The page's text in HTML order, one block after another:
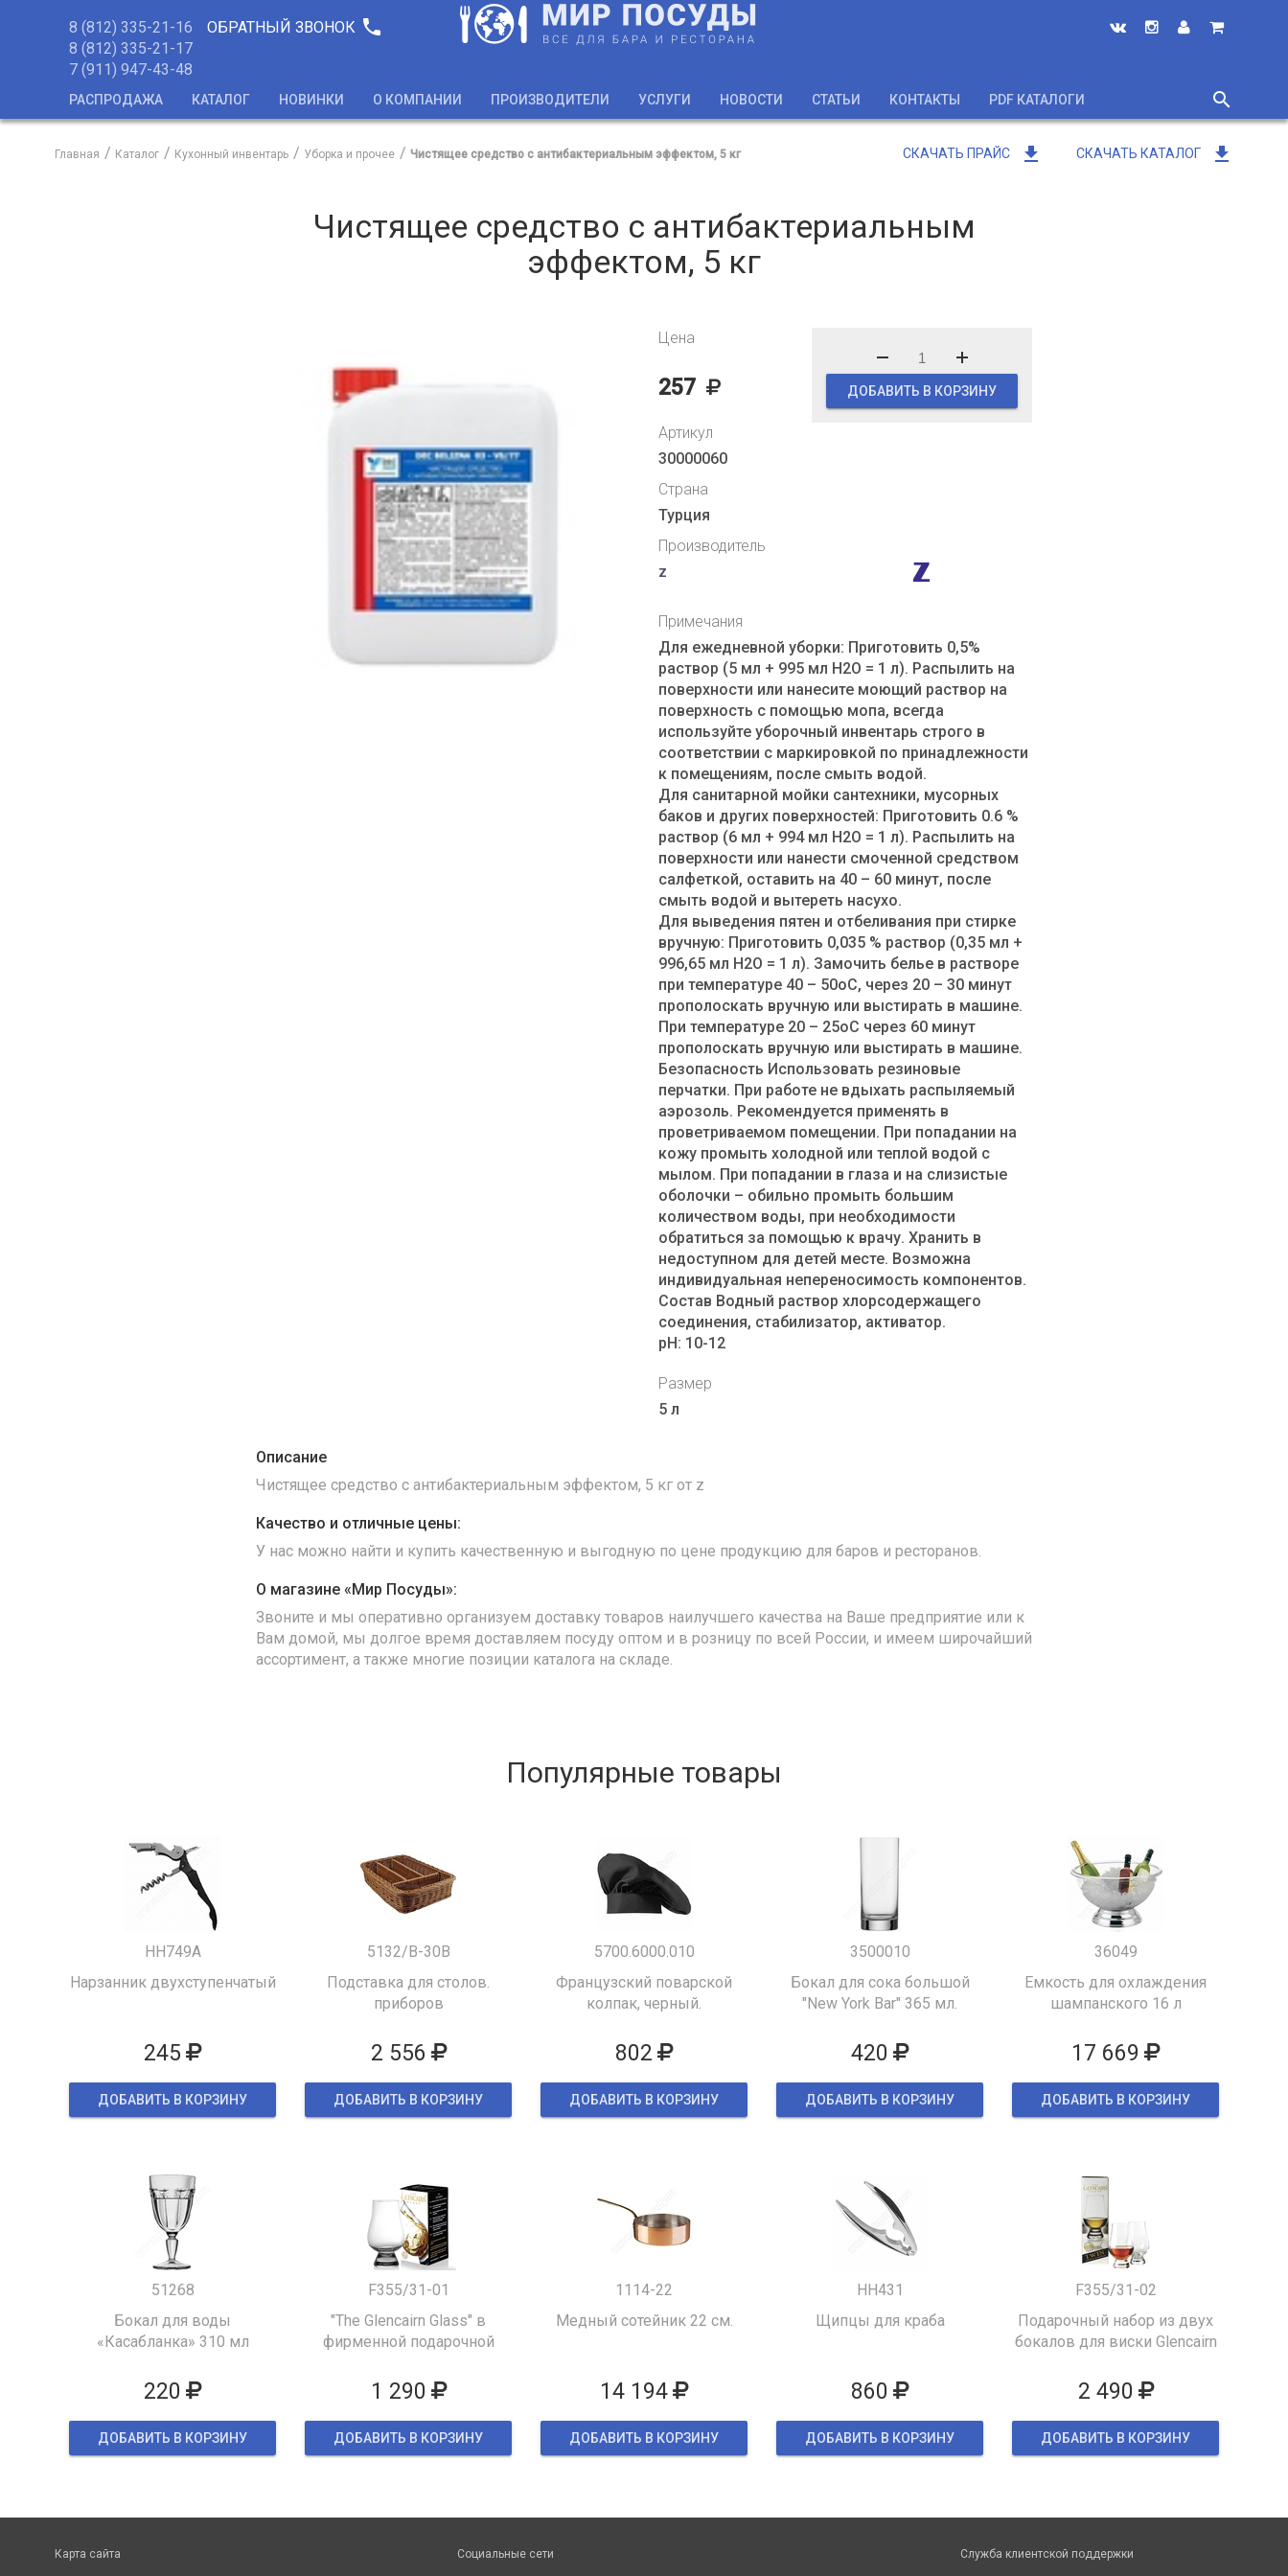
8 (812) 335-21-16
8 (812) 335-21-17
7 (911) 947-43-48
ОБРАТНЫЙ ЗВОНОК phone
РАСПРОДАЖА КАТАЛОГ НОВИНКИ О КОМПАНИИ ПРОИЗВОДИТЕЛИ УСЛУГИ НОВОСТИ СТАТЬИ КОНТАКТЫ PDF КАТАЛОГИ
search
close
СКАЧАТЬ ПРАЙС get_app СКАЧАТЬ КАТАЛОГ get_app
Главная Каталог Кухонный инвентарь Уборка и прочее Чистящее средство с антибактериальным эффектом, 5 кг
Чистящее средство с антибактериальным
эффектом, 5 кг
Цена
257 ДОБАВИТЬ В КОРЗИНУ
Артикул
30000060
Страна
Турция
Производитель
z
Примечания
Для ежедневной уборки: Приготовить 0,5%
раствор (5 мл + 995 мл H2O = 1 л). Распылить на
поверхности или нанесите моющий раствор на
поверхность с помощью мопа, всегда
используйте уборочный инвентарь строго в
соответствии с маркировкой по принадлежности
к помещениям, после смыть водой.
Для санитарной мойки сантехники, мусорных
баков и других поверхностей: Приготовить 0.6 %
раствор (6 мл + 994 мл H2O = 1 л). Распылить на
поверхности или нанести смоченной средством
салфеткой, оставить на 40 – 60 минут, после
смыть водой и вытереть насухо.
Для выведения пятен и отбеливания при стирке
вручную: Приготовить 0,035 % раствор (0,35 мл +
996,65 мл H2O = 1 л). Замочить белье в растворе
при температуре 40 – 50оС, через 20 – 30 минут
прополоскать вручную или выстирать в машине.
При температуре 20 – 25оС через 60 минут
прополоскать вручную или выстирать в машине.
Безопасность Использовать резиновые
перчатки. При работе не вдыхать распыляемый
аэрозоль. Рекомендуется применять в
проветриваемом помещении. При попадании на
кожу промыть холодной или теплой водой с
мылом. При попадании в глаза и на слизистые
оболочки – обильно промыть большим
количеством воды, при необходимости
обратиться за помощью к врачу. Хранить в
недоступном для детей месте. Возможна
индивидуальная непереносимость компонентов.
Состав Водный раствор хлорсодержащего
соединения, стабилизатор, активатор.
рН: 10-12
Размер
5 л
Описание
Чистящее средство с антибактериальным эффектом, 5 кг от z
Качество и отличные цены:
У нас можно найти и купить качественную и выгодную по цене продукцию для баров и ресторанов.
О магазине «Мир Посуды»:
Звоните и мы оперативно организуем доставку товаров наилучшего качества на Ваше предприятие или к
Вам домой, мы долгое время доставляем посуду оптом и в розницу по всей России, и имеем широчайший
ассортимент, а также многие позиции каталога на складе.
Популярные товары
HH749A
Нарзанник двухступенчатый
245
ДОБАВИТЬ В КОРЗИНУ
5132/B-30B
Подставка для столов.
приборов
2 556
ДОБАВИТЬ В КОРЗИНУ
5700.6000.010
Французский поварской
колпак, черный.
802
ДОБАВИТЬ В КОРЗИНУ
3500010
Бокал для сока большой
"New York Bar" 365 мл.
420
ДОБАВИТЬ В КОРЗИНУ
36049
Емкость для охлаждения
шампанского 16 л
17 669
ДОБАВИТЬ В КОРЗИНУ
51268
Бокал для воды
«Касабланка» 310 мл
220
ДОБАВИТЬ В КОРЗИНУ
F355/31-01
"The Glencairn Glass" в
фирменной подарочной
1 290
ДОБАВИТЬ В КОРЗИНУ
1114-22
Медный сотейник 22 см.
14 194
ДОБАВИТЬ В КОРЗИНУ
HH431
Щипцы для краба
860
ДОБАВИТЬ В КОРЗИНУ
F355/31-02
Подарочный набор из двух
бокалов для виски Glencairn
2 490
ДОБАВИТЬ В КОРЗИНУ
Карта сайта Социальные сети Служба клиентской поддержки